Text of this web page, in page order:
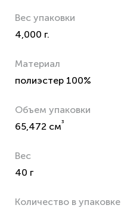
Вес упаковки
4,000 г.
Материал
полиэстер 100%
Объем упаковки
65,472 см³
Вес
40 г
Количество в упаковке